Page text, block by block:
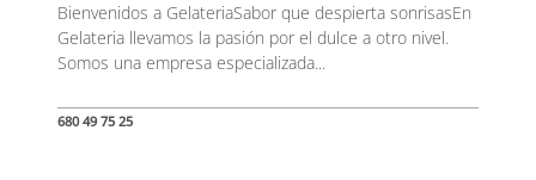
Bienvenidos a GelateriaSabor que despierta sonrisasEn
Gelateria llevamos la pasión por el dulce a otro nivel.
Somos una empresa especializada...
680 49 75 25